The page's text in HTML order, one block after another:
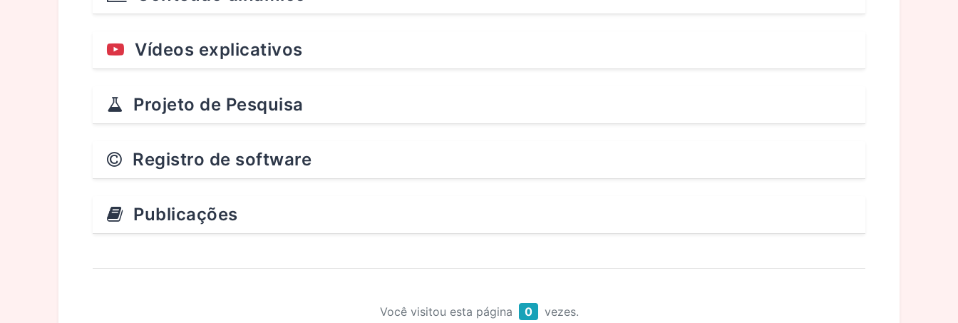
Vídeos explicativos
Projeto de Pesquisa
Registro de software
Publicações
Você visitou esta página 0 vezes.